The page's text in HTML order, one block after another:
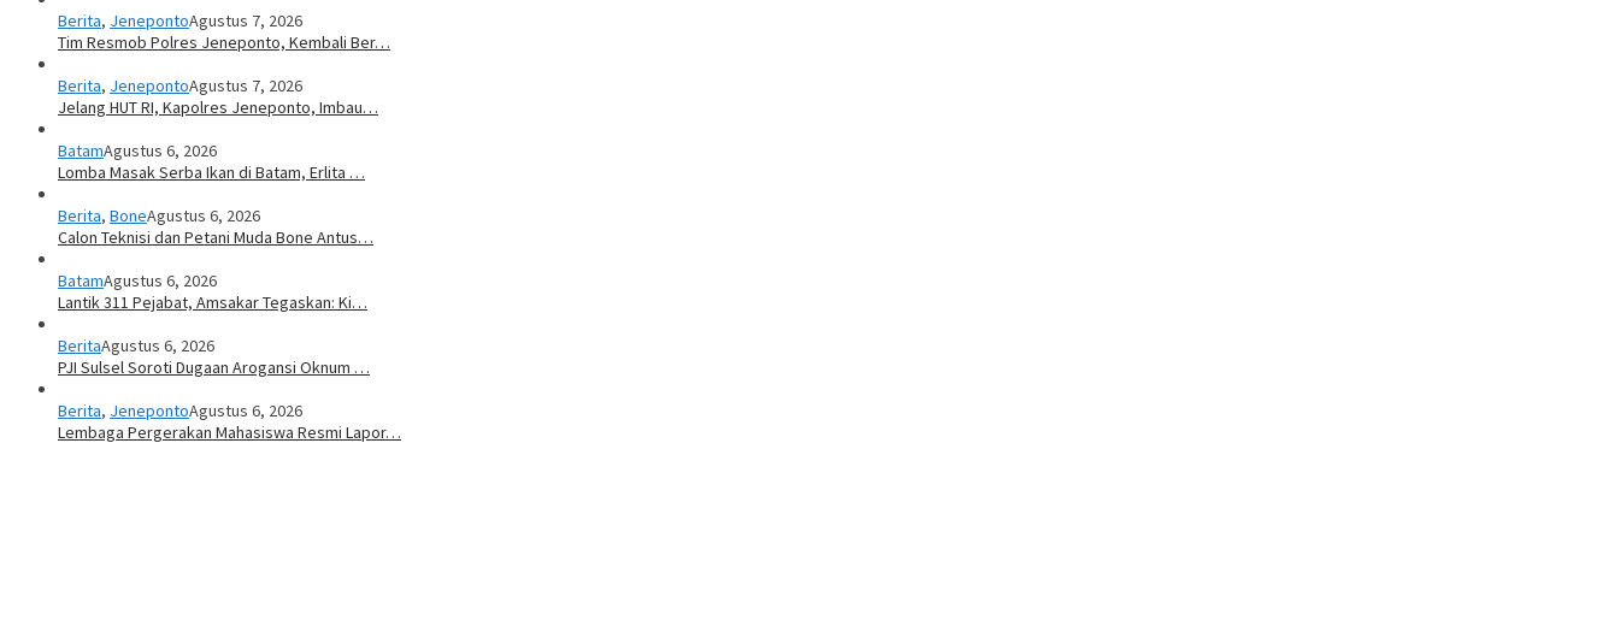
Berita, JenepontoAgustus 7, 2026
Tim Resmob Polres Jeneponto, Kembali Ber…
Berita, JenepontoAgustus 7, 2026
Jelang HUT RI, Kapolres Jeneponto, Imbau…
BatamAgustus 6, 2026
Lomba Masak Serba Ikan di Batam, Erlita …
Berita, BoneAgustus 6, 2026
Calon Teknisi dan Petani Muda Bone Antus…
BatamAgustus 6, 2026
Lantik 311 Pejabat, Amsakar Tegaskan: Ki…
BeritaAgustus 6, 2026
PJI Sulsel Soroti Dugaan Arogansi Oknum …
Berita, JenepontoAgustus 6, 2026
Lembaga Pergerakan Mahasiswa Resmi Lapor…